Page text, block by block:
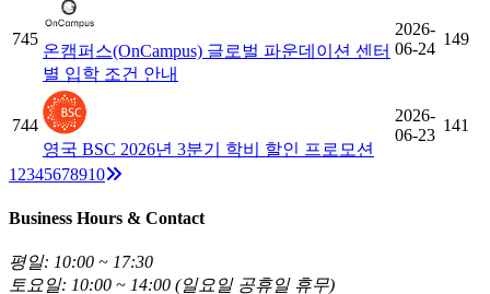
745
온캠퍼스(OnCampus) 글로벌 파운데이션 센터
별 입학 조건 안내
2026-
06-24
149
744
영국 BSC 2026년 3분기 학비 할인 프로모션
2026-
06-23
141
12345678910Next
Business Hours & Contact
평일: 10:00 ~ 17:30
토요일: 10:00 ~ 14:00 (일요일 공휴일 휴무)